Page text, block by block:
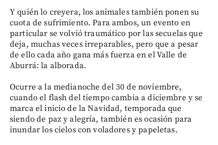
Y quién lo creyera, los animales también ponen su
cuota de sufrimiento. Para ambos, un evento en
particular se volvió traumático por las secuelas que
deja, muchas veces irreparables, pero que a pesar
de ello cada año gana más fuerza en el Valle de
Aburrá: la alborada.
Ocurre a la medianoche del 30 de noviembre,
cuando el flash del tiempo cambia a diciembre y se
marca el inicio de la Navidad, temporada que
siendo de paz y alegría, también es ocasión para
inundar los cielos con voladores y papeletas.